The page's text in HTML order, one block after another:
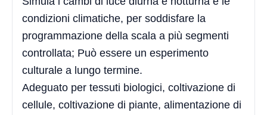
condizioni climatiche, per soddisfare la
programmazione della scala a più segmenti
controllata; Può essere un esperimento
culturale a lungo termine.
Adeguato per tessuti biologici, coltivazione di
cellule, coltivazione di piante, alimentazione di